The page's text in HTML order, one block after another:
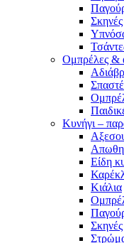
Σκηνές
Ομπρέλες &
Κυνήγι –
Είδη
Κιάλια
Σκηνές